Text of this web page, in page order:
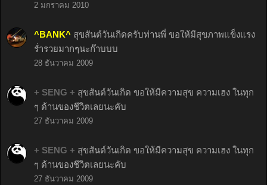
2 มกราคม 2010
^BANK^ สุขสันต์วันเกิดครับท่านพี่ ขอให้มีสุขภาพแข็งแรง
ร่ำรวยมากๆนะก๊าบบบ
28 ธันวาคม 2009
+ SENG + สุขสันต์วันเกิด ขอให้มีความสุข ความเฮง ในทุก
ๆ ด้านของชีวิตเลยนะคับ
27 ธันวาคม 2009
+ SENG + สุขสันต์วันเกิด ขอให้มีความสุข ความเฮง ในทุก
ๆ ด้านของชีวิตเลยนะคับ
27 ธันวาคม 2009